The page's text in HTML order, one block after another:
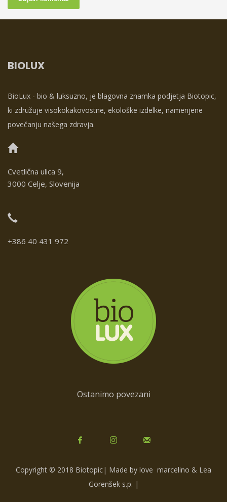
BIOLUX
BioLux - bio & luksuzno, je blagovna znamka podjetja Biotopic,
ki združuje visokokakovostne, ekološke izdelke, namenjene
povečanju našega zdravja.
Cvetlična ulica 9,
3000 Celje, Slovenija
+386 40 431 972
Ostanimo povezani
Copyright © 2018 Biotopic| Made by love marcelino & Lea
Gorenšek s.p. |